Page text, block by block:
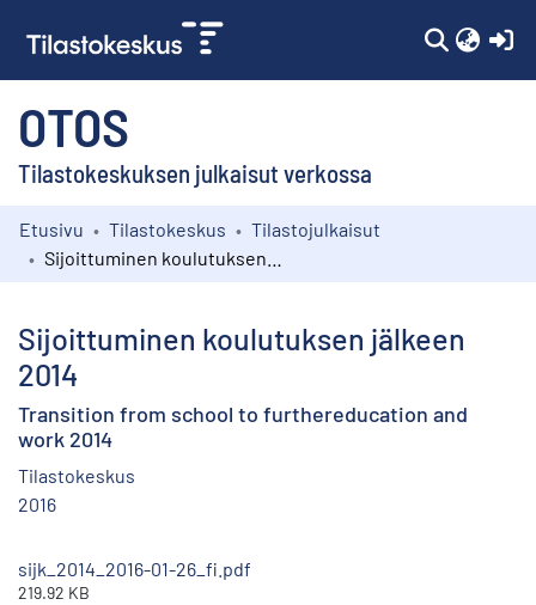
OTOS
Tilastokeskuksen julkaisut verkossa
Kokoelmat
Etusivu Tilastokeskus
Tilastojulkaisut
Sijoittuminen koulutuksen jälkeen
2014
Transition from school to furthereducation and
work 2014
Tilastokeskus
2016
sijk_2014_2016-01-26_fi.pdf
219.92 KB